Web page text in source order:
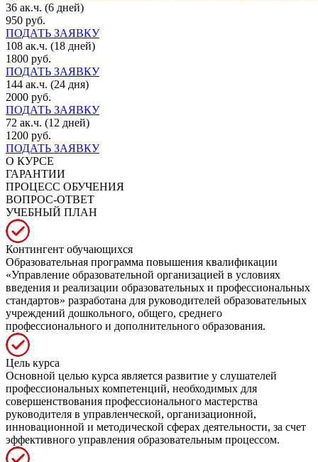
36 ак.ч. (6 дней)
950 руб.
ПОДАТЬ ЗАЯВКУ
108 ак.ч. (18 дней)
1800 руб.
ПОДАТЬ ЗАЯВКУ
144 ак.ч. (24 дня)
2000 руб.
ПОДАТЬ ЗАЯВКУ
72 ак.ч. (12 дней)
1200 руб.
ПОДАТЬ ЗАЯВКУ
О КУРСЕ
ГАРАНТИИ
ПРОЦЕСС ОБУЧЕНИЯ
ВОПРОС-ОТВЕТ
УЧЕБНЫЙ ПЛАН
Контингент обучающихся
Образовательная программа повышения квалификации
«Управление образовательной организацией в условиях
введения и реализации образовательных и профессиональных
стандартов» разработана для руководителей образовательных
учреждений дошкольного, общего, среднего
профессионального и дополнительного образования.
Цель курса
Основной целью курса является развитие у слушателей
профессиональных компетенций, необходимых для
совершенствования профессионального мастерства
руководителя в управленческой, организационной,
инновационной и методической сферах деятельности, за счет
эффективного управления образовательным процессом.